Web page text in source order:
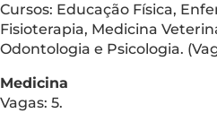
Cursos: Educação Física,
Fisioterapia, Medicina
Odontologia e Psicologia.
Medicina
Vagas: 5.